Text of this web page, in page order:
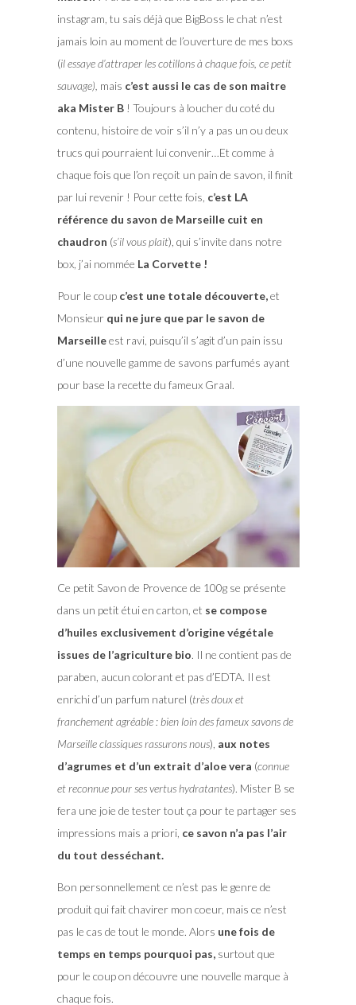
instagram, tu sais déjà que BigBoss le chat n’est
jamais loin au moment de l’ouverture de mes boxs
(il essaye d’attraper les cotillons à chaque fois, ce petit
sauvage), mais c’est aussi le cas de son maitre
aka Mister B! Toujours à loucher du coté du
contenu, histoire de voir s’il n’y a pas un ou deux
trucs qui pourraient lui convenir…Et comme à
chaque fois que l’on reçoit un pain de savon, il finit
par lui revenir ! Pour cette fois, c’est LA
référence du savon de Marseille cuit en
chaudron (s’il vous plait), qui s’invite dans notre
box, j’ai nommée La Corvette !
Pour le coup c’est une totale découverte,et
Monsieur qui ne jure que par le savon de
Marseilleest ravi, puisqu’il s’agit d’un pain issu
d’une nouvelle gamme de savons parfumés ayant
pour base la recette du fameux Graal.
Ce petit Savon de Provence de 100g se présente
dans un petit étui en carton, et se compose
d’huiles exclusivement d’origine végétale
issues de l’agriculture bio. Il ne contient pas de
paraben, aucun colorant et pas d’EDTA. Il est
enrichi d’un parfum naturel (très doux et
franchement agréable : bien loin des fameux savons de
Marseille classiques rassurons nous), aux notes
d’agrumes et d’un extrait d’aloe vera (connue
et reconnue pour ses vertus hydratantes). Mister B se
fera une joie de tester tout ça pour te partager ses
impressions mais a priori, ce savon n’a pas l’air
du tout desséchant.
Bon personnellement ce n’est pas le genre de
produit qui fait chavirer mon coeur, mais ce n’est
pas le cas de tout le monde. Alors une fois de
temps en temps pourquoi pas,surtout que
pour le coup on découvre une nouvelle marque à
chaque fois.